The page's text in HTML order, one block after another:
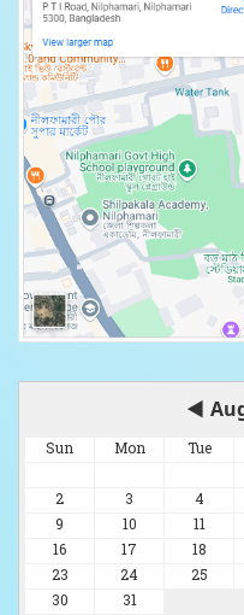
◀
Sun Mon Tue
2
3 4
9
10 11
16
17 18
23
24 25
30
31